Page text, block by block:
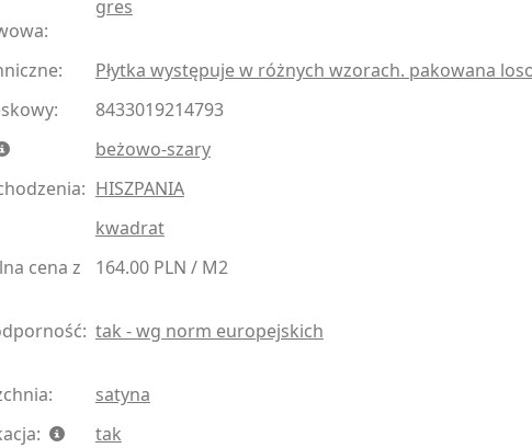
gres
Płytka występuje w różnych wzorach. pakowana
8433019214793
beżowo-szary
HISZPANIA
kwadrat
cena z
164.00 PLN / M2
tak - wg norm europejskich
satyna
tak